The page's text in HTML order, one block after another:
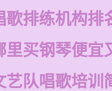
歌排练机构排
里买钢琴便宜
艺队唱歌培训